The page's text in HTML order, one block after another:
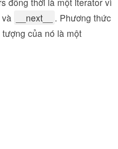
và __next__
. Phương thức
của nó là một